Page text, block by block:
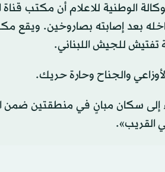
Volume
الوطنية للاعلام أن مكتب قناة
بعد إصابته بصاروخين. ويقع
تفتيش للجيش اللبناني.
والجناح وحارة حريك.
إلى سكان مبانٍ في منطقتين ضمن
القريب».